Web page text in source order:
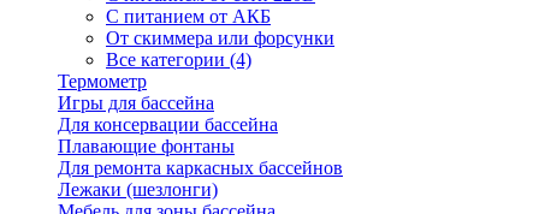
С питанием от АКБ
От скиммера или форсунки
Все категории (4)
Термометр
Игры для бассейна
Для консервации бассейна
Плавающие фонтаны
Для ремонта каркасных бассейнов
Лежаки (шезлонги)